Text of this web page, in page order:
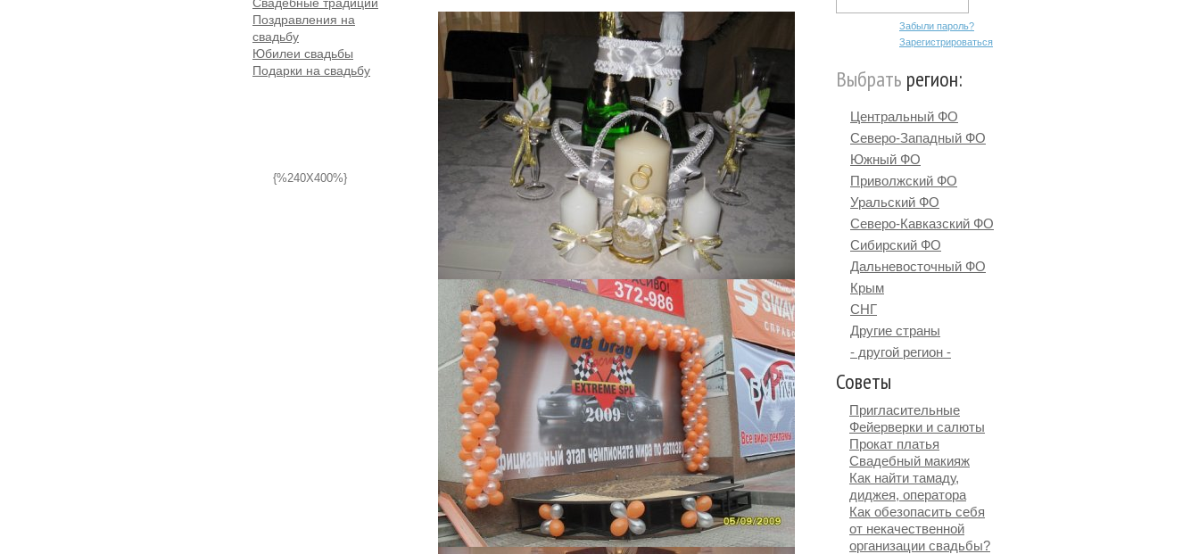
Поздравления на
свадьбу
Юбилеи свадьбы
Подарки на свадьбу
{%240X400%}
Забыли пароль?
Зарегистрироваться
Выбрать регион:
Центральный ФО
Северо-Западный ФО
Южный ФО
Приволжский ФО
Уральский ФО
Северо-Кавказский ФО
Сибирский ФО
Дальневосточный ФО
Крым
СНГ
Другие страны
- другой регион -
Советы
Пригласительные
Фейерверки и салюты
Прокат платья
Свадебный макияж
Как найти тамаду,
диджея, оператора
Как обезопасить себя
от некачественной
организации свадьбы?